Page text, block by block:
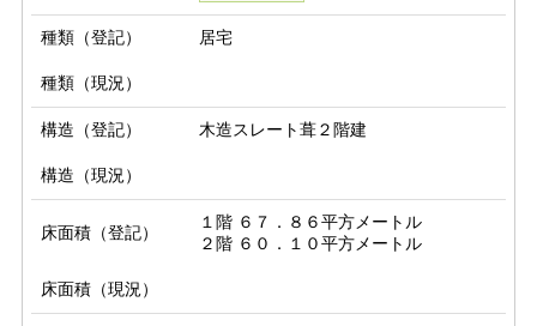
種類（登記） 居宅
種類（現況）
構造（登記） 木造スレート葺２階建
構造（現況）
床面積（登記）
１階 ６７．８６平方メートル
２階 ６０．１０平方メートル
床面積（現況）